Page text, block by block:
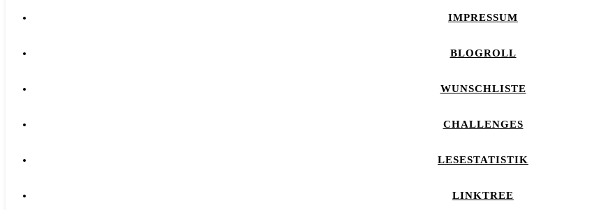
IMPRESSUM
BLOGROLL
WUNSCHLISTE
CHALLENGES
LESESTATISTIK
LINKTREE